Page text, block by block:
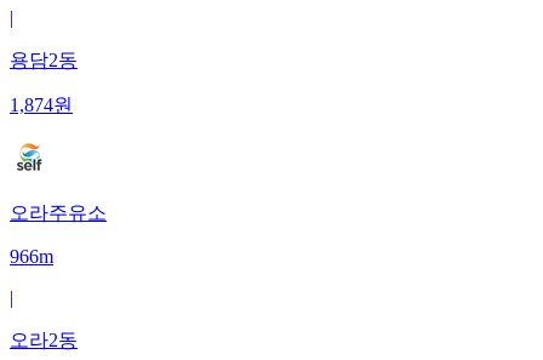
|
용담2동
1,874원
오라주유소
966m
|
오라2동